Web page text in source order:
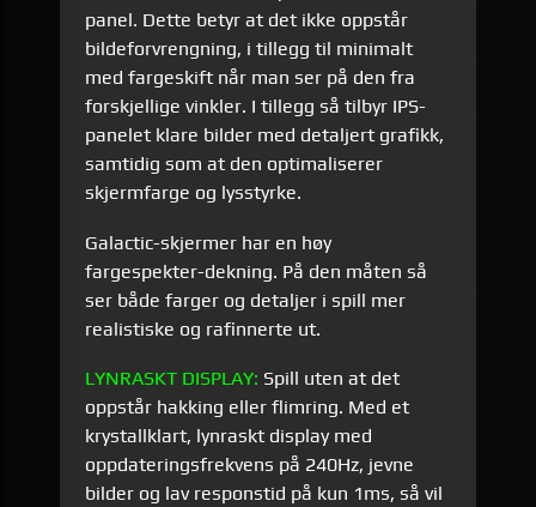
panel. Dette betyr at det ikke oppstår
bildeforvrengning, i tillegg til minimalt
med fargeskift når man ser på den fra
forskjellige vinkler. I tillegg så tilbyr IPS-
panelet klare bilder med detaljert grafikk,
samtidig som at den optimaliserer
skjermfarge og lysstyrke.
Galactic-skjermer har en høy
fargespekter-dekning. På den måten så
ser både farger og detaljer i spill mer
realistiske og rafinnerte ut.
LYNRASKT DISPLAY: Spill uten at det
oppstår hakking eller flimring. Med et
krystallklart, lynraskt display med
oppdateringsfrekvens på 240Hz, jevne
bilder og lav responstid på kun 1ms, så vil